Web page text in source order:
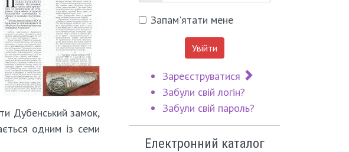
Дубенський замок,
одним із семи
Запам'ятати мене
Увійти
Зареєструватися
Забули свій логін?
Забули свій пароль?
Електронний каталог